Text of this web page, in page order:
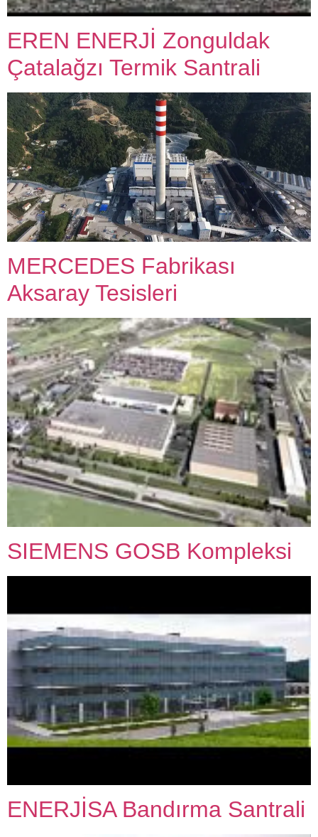
EREN ENERJİ Zonguldak
Çatalağzı Termik Santrali
MERCEDES Fabrikası
Aksaray Tesisleri
SIEMENS GOSB Kompleksi
ENERJİSA Bandırma Santrali